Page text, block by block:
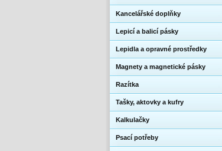
Kancelářské doplňky
Lepicí a balicí pásky
Lepidla a opravné prostředky
Magnety a magnetické pásky
Razítka
Tašky, aktovky a kufry
Kalkulačky
Psací potřeby